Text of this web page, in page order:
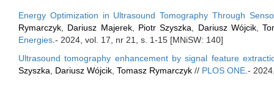
Energy Optimization in Ultrasound Tomography Through
Rymarczyk
Dariusz Majerek, Piotr Szyszka Dariusz Wójcik ,
Energies .- 2024, vol. 17, nr 21, s. 1-15 [MNiSW: 140]
Ultrasound tomography enhancement by signal feature
Szyszka
Dariusz Wójcik Tomasz Rymarczyk // PLOS ONE .-